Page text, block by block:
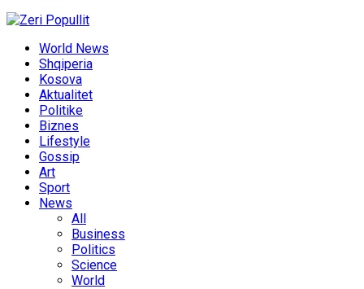
World News
Shqiperia
Kosova
Aktualitet
Politike
Biznes
Lifestyle
Gossip
Art
Sport
News
All
Business
Politics
Science
World